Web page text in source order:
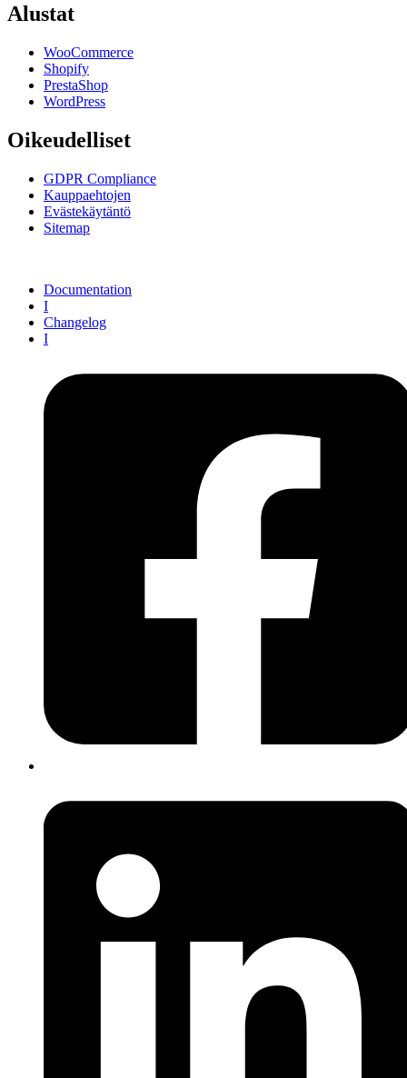
Alustat
WooCommerce
Shopify
PrestaShop
WordPress
Oikeudelliset
GDPR Compliance
Kauppaehtojen
Evästekäytäntö
Sitemap
Documentation
I
Changelog
I